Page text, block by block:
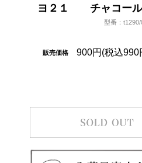
ヨ２１ チャコール
型番：t1290/
販売価格 900円(税込990